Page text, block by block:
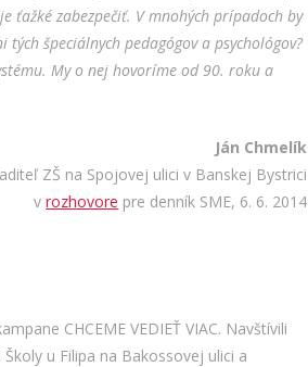
ťažké zabezpečiť. V mnohých prípadoch by
špeciálnych pedagógov a psychológov?
My o nej hovoríme od 90. roku a
Ján Chmelík
ZŠ na Spojovej ulici v Banskej Bystrici
vrozhovore pre denník SME, 6. 6. 2014
CHCEME VEDIEŤ VIAC. Navštívili
u Filipa na Bakossovej ulici a